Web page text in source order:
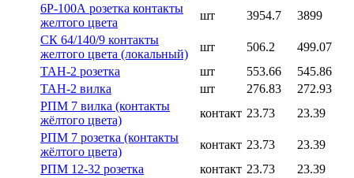
6Р-100А розетка контакты
желтого цвета
шт 3954.7
3899
СК 64/140/9 контакты
желтого цвета (локальный)
шт 506.2
499.07
ТАН-2 розетка
шт 553.66
545.86
ТАН-2 вилка
шт 276.83
272.93
РПМ 7 вилка (контакты
жёлтого цвета)
контакт 23.73
23.39
РПМ 7 розетка (контакты
жёлтого цвета)
контакт 23.73
23.39
РПМ 12-32 розетка
контакт 23.73
23.39